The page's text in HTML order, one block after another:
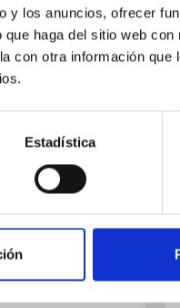
y los anuncios, ofrecer
haga del sitio web
con otra información que
Estadística
y
Solaires) en el